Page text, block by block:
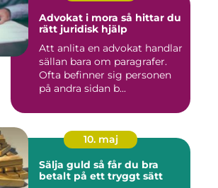
Advokat i mora så hittar du
rätt juridisk hjälp
Att anlita en advokat handlar
sällan bara om paragrafer.
Ofta befinner sig personen
på andra sidan b...
10. maj
Sälja guld så får du bra
betalt på ett tryggt sätt